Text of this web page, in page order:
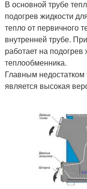
В основной трубе
подогрев жидкости
тепло от первичного
внутренней трубе.
работает на
теплообменника.
Главным недостатком
является высокая